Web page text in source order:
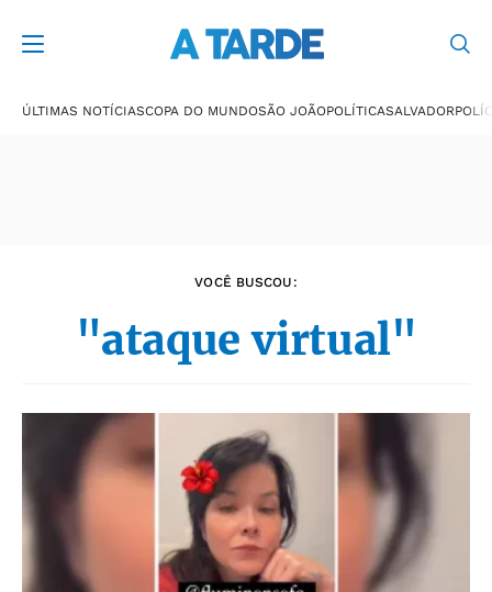
ÚLTIMAS NOTÍCIASCOPA DO MUNDOSÃO JOÃOPOLÍTICASALVADOR
VOCÊ BUSCOU:
"ataque virtual"